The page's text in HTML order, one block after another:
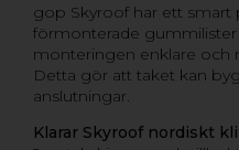
gop Skyroof har ett smart
förmonterade
monteringen enklare och
Detta gör att taket kan
anslutningar.
Klarar Skyroof nordiskt